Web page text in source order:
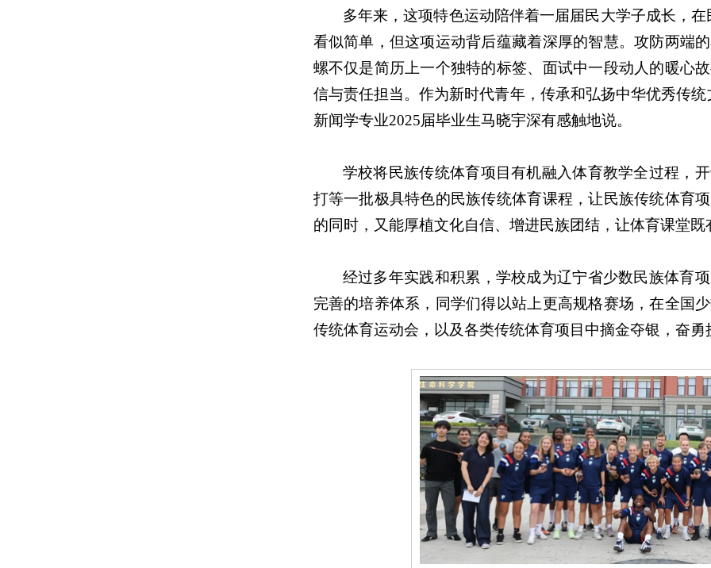
多年来，这项特色运动陪伴着一届届民大学子成长，
看似简单，但这项运动背后蕴藏着深厚的智慧。攻防两端
螺不仅是简历上一个独特的标签、面试中一段动人的暖心
信与责任担当。作为新时代青年，传承和弘扬中华优秀传
新闻学专业2025届毕业生马晓宇深有感触地说。
学校将民族传统体育项目有机融入体育教学全过程，
打等一批极具特色的民族传统体育课程，让民族传统体育
的同时，又能厚植文化自信、增进民族团结，让体育课堂
经过多年实践和积累，学校成为辽宁省少数民族体育
完善的培养体系，同学们得以站上更高规格赛场，在全国
传统体育运动会，以及各类传统体育项目中摘金夺银，奋勇